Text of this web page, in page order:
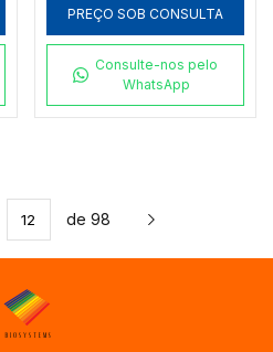
campo escuro a óleo e
cabeçote trinocular
PREÇO SOB CONSULTA
Consulte-nos pelo
WhatsApp
de 98